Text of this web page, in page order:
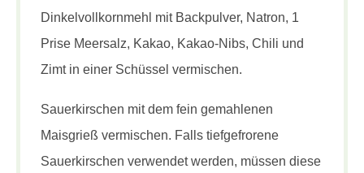
Dinkelvollkornmehl mit Backpulver, Natron, 1
Prise Meersalz, Kakao, Kakao-Nibs, Chili und
Zimt in einer Schüssel vermischen.
Sauerkirschen mit dem fein gemahlenen
Maisgrieß vermischen. Falls tiefgefrorene
Sauerkirschen verwendet werden, müssen diese